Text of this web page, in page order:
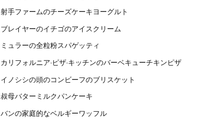
射手ファームのチーズケーキヨーグルト
ブレイヤーのイチゴのアイスクリーム
ミュラーの全粒粉スパゲッティ
カリフォルニア·ピザ·キッチンのバーベキューチキンピザ
イノシシの頭のコンビーフのブリスケット
叔母バターミルクパンケーキ
バンの家庭的なベルギーワッフル